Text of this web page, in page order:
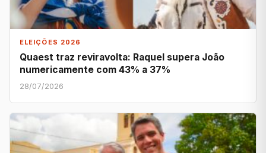
ELEIÇÕES 2026
Quaest traz reviravolta: Raquel supera João
numericamente com 43% a 37%
28/07/2026